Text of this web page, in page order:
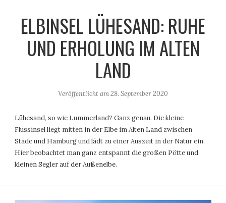
ELBINSEL LÜHESAND: RUHE
UND ERHOLUNG IM ALTEN
LAND
Veröffentlicht am28. September 2020
Lühesand, so wie Lummerland? Ganz genau. Die kleine
Flussinsel liegt mitten in der Elbe im Alten Land zwischen
Stade und Hamburg und lädt zu einer Auszeit in der Natur ein.
Hier beobachtet man ganz entspannt die großen Pötte und
kleinen Segler auf der Außenelbe.